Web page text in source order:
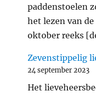
paddenstoelen
het lezen van
oktober reeks
Zevenstippelig
24 september 2023
Het